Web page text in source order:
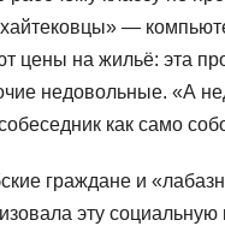
—
цены на жильё: эта
недовольные. «А
как само
граждане и
эту